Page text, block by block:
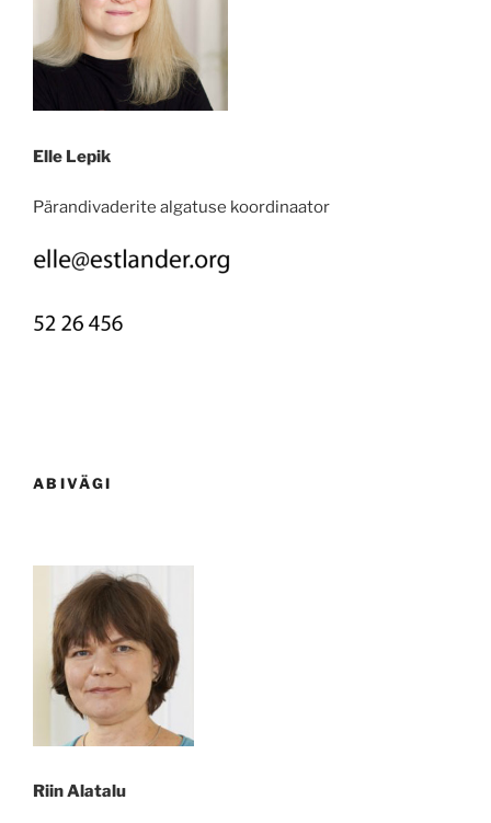
Elle Lepik
Pärandivaderite algatuse koordinaator
ABIVÄGI
Riin Alatalu